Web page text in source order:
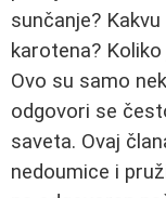
sunčanje?
karotena?
Ovo su samo
odgovori se
saveta. Ovaj
nedoumice i